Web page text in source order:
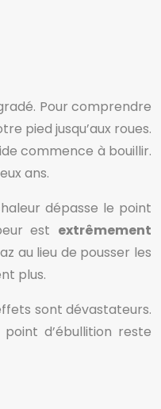
Pour comprendre
pied jusqu’aux roues.
commence à bouillir.
ans.
dépasse le point
est extrêmement
au lieu de pousser les
plus.
sont dévastateurs.
d’ébullition reste